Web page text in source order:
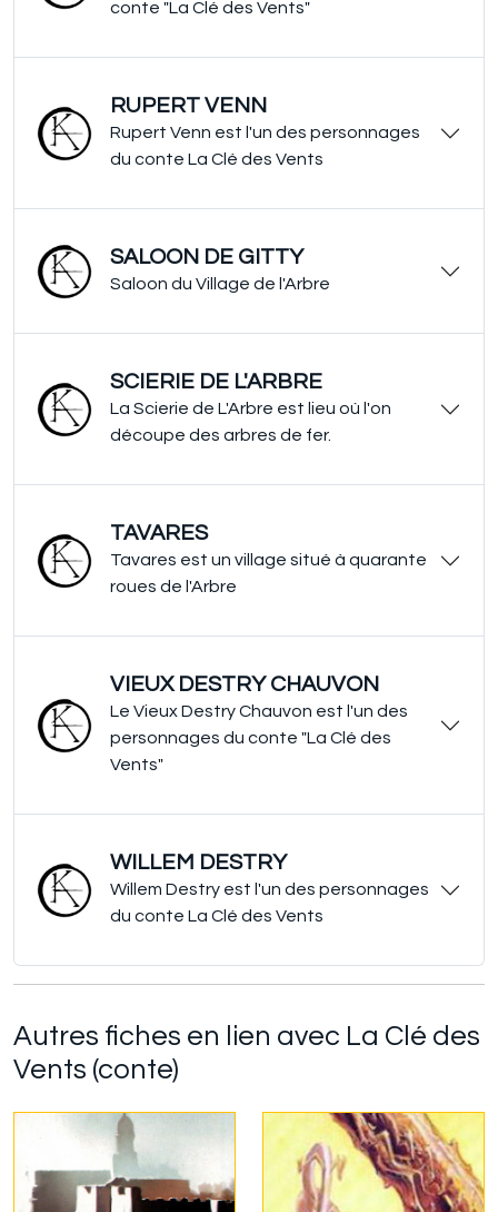
conte "La Clé des Vents"
RUPERT VENN
Rupert Venn est l'un des personnages
du conte La Clé des Vents
SALOON DE GITTY
Saloon du Village de l'Arbre
SCIERIE DE L'ARBRE
La Scierie de L'Arbre est lieu où l'on
découpe des arbres de fer.
TAVARES
Tavares est un village situé à quarante
roues de l'Arbre
VIEUX DESTRY CHAUVON
Le Vieux Destry Chauvon est l'un des
personnages du conte "La Clé des
Vents"
WILLEM DESTRY
Willem Destry est l'un des personnages
du conte La Clé des Vents
Autres fiches en lien avec La Clé des
Vents (conte)